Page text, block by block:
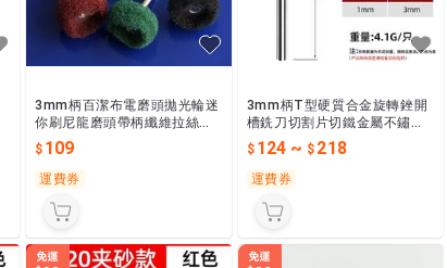
3mm柄百潔布電磨頭拋光輪迷
你刷尼龍磨頭帶柄纖維拉絲磨
頭109
運費券
3mm柄T型硬質合金旋轉銼開
槽銑刀切割片切鐵金屬不鏽鋼
鎢鋼磨頭
124 ~ 218
運費券